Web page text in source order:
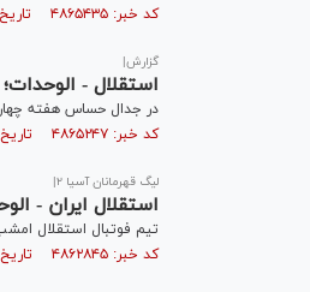
کد خبر: ۴۸۶۵۴۳۵ تاریخ انتشار : ۱۴۰۴/۰۸/۱۴
گزارش|
استقلال -
در جدال حساس هفته چهارم لیگ قهرمانان آسیا ۲، تیم
کد خبر: ۴۸۶۵۲۴۷ تاریخ انتشار : ۱۴۰۴/۰۸/۱۴
لیگ قهرمانان آسیا ۲|
استقلال ایران -
تیم فوتبال استقلال امشب در دیداری
کد خبر: ۴۸۶۲۸۴۵ تاریخ انتشار : ۱۴۰۴/۰۷/۳۰